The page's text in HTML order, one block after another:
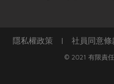
隱私權政策 | 社員同意條
© 2021 有限責